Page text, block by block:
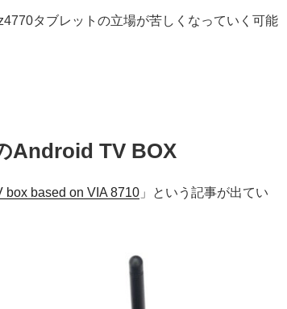
タブレットの立場が苦しくなっていく可能
Android TV BOX
box based on VIA 8710 」という記事が出てい